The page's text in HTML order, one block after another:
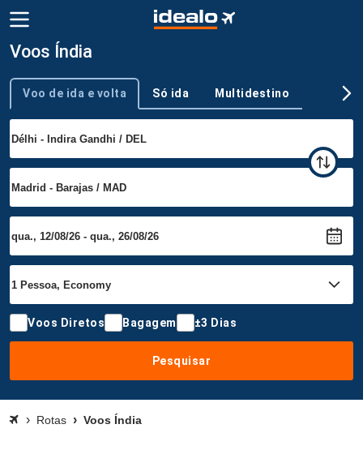
Voos Índia
Tipo de viagem
Voo de ida e volta Só ida Multidestino
Voos Diretos Bagagem ±3 Dias
Pesquisar
Rotas Voos Índia